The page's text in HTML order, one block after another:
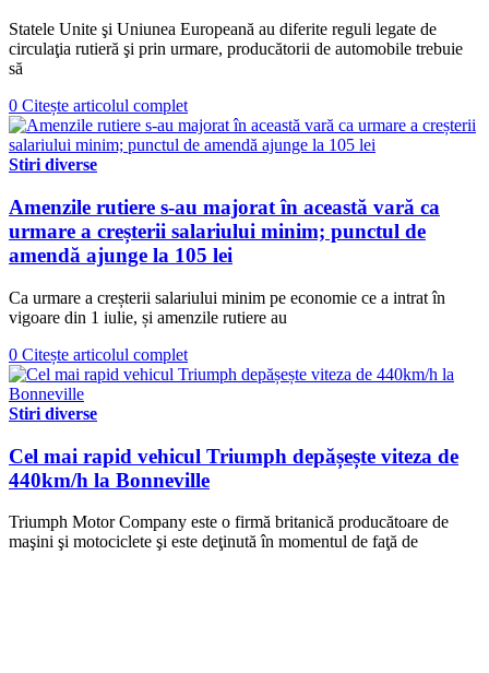
Statele Unite şi Uniunea Europeană au diferite reguli legate de
circulaţia rutieră şi prin urmare, producătorii de automobile trebuie
să
0 Citește articolul complet
Stiri diverse
Amenzile rutiere s-au majorat în această vară ca
urmare a creșterii salariului minim; punctul de
amendă ajunge la 105 lei
Ca urmare a creșterii salariului minim pe economie ce a intrat în
vigoare din 1 iulie, și amenzile rutiere au
0 Citește articolul complet
Stiri diverse
Cel mai rapid vehicul Triumph depășește viteza de
440km/h la Bonneville
Triumph Motor Company este o firmă britanică producătoare de
maşini şi motociclete şi este deţinută în momentul de faţă de